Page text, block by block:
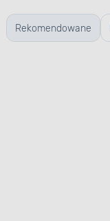
jest
do 70°
którą
Rekomendowane